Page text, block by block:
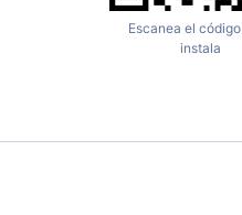
Escanea el código
instala